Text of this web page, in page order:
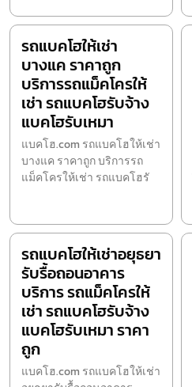
รถแบคโฮให้เช่า
บางแค ราคาถูก
บริการรถแม็คโครให้
เช่า รถแบคโฮรับจ้าง
แบคโฮรับเหมา
แบคโฮ.com รถแบคโฮให้เช่า
บางแค ราคาถูก บริการรถ
แม็คโครให้เช่า รถแบคโฮรั
รถแบคโฮให้เช่าอยุธยา
รับรื้อถอนอาคาร
บริการ รถแม็คโครให้
เช่า รถแบคโฮรับจ้าง
แบคโฮรับเหมา ราคา
ถูก
แบคโฮ.com รถแบคโฮให้เช่า